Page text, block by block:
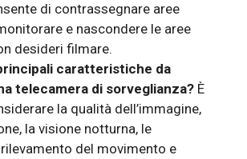
di contrassegnare aree
e nascondere le aree
desideri filmare.
caratteristiche da
telecamera di sorveglianza? È
la qualità dell’immagine,
la visione notturna, le
del movimento e